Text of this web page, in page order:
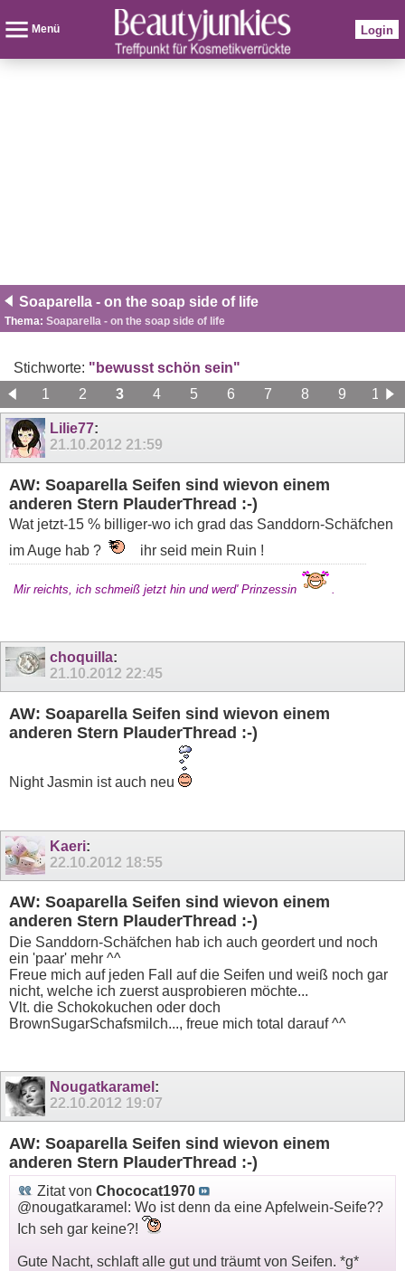
Menü Login
Soaparella - on the soap side of life
Thema: Soaparella - on the soap side of life
Stichworte: "bewusst schön sein"
1
2 3 4 5 6 7 8 9
10
11
12
Lilie77:
21.10.2012 21:59
AW: Soaparella Seifen sind wievon einem
anderen Stern PlauderThread :-)
Wat jetzt-15 % billiger-wo ich grad das Sanddorn-Schäfchen
im Auge hab ?
ihr seid mein Ruin !
Mir reichts, ich schmeiß jetzt hin und werd' Prinzessin .
choquilla:
21.10.2012 22:45
AW: Soaparella Seifen sind wievon einem
anderen Stern PlauderThread :-)
Night Jasmin ist auch neu
Kaeri:
22.10.2012 18:55
AW: Soaparella Seifen sind wievon einem
anderen Stern PlauderThread :-)
Die Sanddorn-Schäfchen hab ich auch geordert und noch
ein 'paar' mehr ^^
Freue mich auf jeden Fall auf die Seifen und weiß noch gar
nicht, welche ich zuerst ausprobieren möchte...
Vlt. die Schokokuchen oder doch
BrownSugarSchafsmilch..., freue mich total darauf ^^
Nougatkaramel :
22.10.2012 19:07
AW: Soaparella Seifen sind wievon einem
anderen Stern PlauderThread :-)
Zitat von Chococat1970
@nougatkaramel: Wo ist denn da eine Apfelwein-Seife??
Ich seh gar keine?!
Gute Nacht, schlaft alle gut und träumt von Seifen. *g*